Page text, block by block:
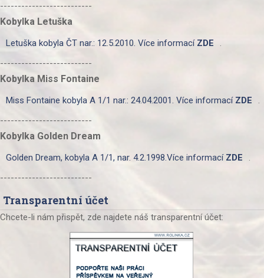
--------------------------
Kobylka Letuška
Letuška kobyla ČT nar.: 12.5.2010. Více informací ZDE
.
--------------------------
Kobylka Miss Fontaine
Miss Fontaine kobyla A 1/1 nar.: 24.04.2001. Více informací ZDE
.
--------------------------
Kobylka Golden Dream
Golden Dream, kobyla A 1/1, nar. 4.2.1998.Více informací ZDE
.
--------------------------
Transparentní účet
Chcete-li nám přispět, zde najdete náš transparentní účet: